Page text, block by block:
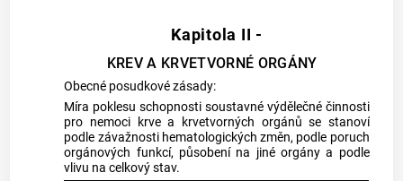
Kapitola II -
KREV A KRVETVORNÉ ORGÁNY
Obecné posudkové zásady:
Míra poklesu schopnosti soustavné výdělečné činnosti
pro nemoci krve a krvetvorných orgánů se stanoví
podle závažnosti hematologických změn, podle poruch
orgánových funkcí, působení na jiné orgány a podle
vlivu na celkový stav.